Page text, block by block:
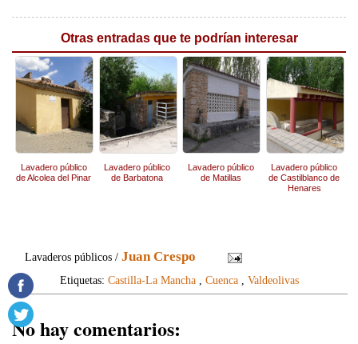
Otras entradas que te podrían interesar
Lavadero público
de Alcolea del Pinar
Lavadero público
de Barbatona
Lavadero público
de Matillas
Lavadero público
de Castilblanco de
Henares
Lavaderos públicos /Juan Crespo
Etiquetas: Castilla-La Mancha, Cuenca, Valdeolivas
No hay comentarios: